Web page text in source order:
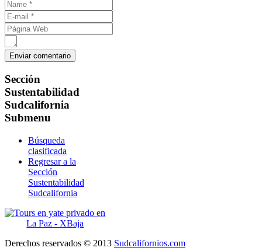
Sección
Sustentabilidad
Sudcalifornia
Submenu
Búsqueda
clasificada
Regresar a la
Sección
Sustentabilidad
Sudcalifornia
Derechos reservados © 2013 Sudcalifornios.com